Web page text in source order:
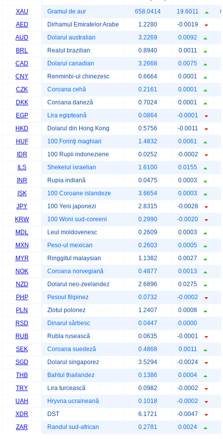
XAU Gramul de aur 658.0414 19.6011
AED
Dirhamul Emiratelor Arabe 1.2280
-0.0019
AUD
Dolarul australian 3.2269
0.0092
BRL
Realul brazilian 0.8940
0.0011
CAD
Dolarul canadian 3.2668
0.0075
CNY
Renminbi-ul chinezesc 0.6664
0.0001
CZK
Coroana cehă 0.2161
0.0001
DKK
Coroana daneză 0.7024
0.0001
EGP
Lira egipteană 0.0864
-0.0001
HKD
Dolarul din Hong Kong 0.5756
-0.0011
HUF
100 Forinţi maghiari 1.4832
0.0061
IDR
100 Rupii indoneziene 0.0252
-0.0002
ILS
Shekelul israelian 1.6100
0.0155
INR
Rupia indiană 0.0475
0.0003
ISK
100 Coroane islandeze 3.6654
0.0003
JPY
100 Yeni japonezi 2.8315
-0.0028
KRW
100 Woni sud-coreeni 0.2990
-0.0020
MDL
Leul moldovenesc 0.2609
0.0003
MXN
Peso-ul mexican 0.2603
0.0005
MYR
Ringgitul malaysian 1.1382
0.0027
NOK
Coroana norvegiană 0.4877
0.0013
NZD
Dolarul neo-zeelandez 2.6896
0.0275
PHP
Pesoul filipinez 0.0732
-0.0002
PLN
Zlotul polonez 1.2407
0.0008
RSD
Dinarul sârbesc 0.0447
0.0000
RUB
Rubla rusească 0.0635
-0.0001
SEK
Coroana suedeză 0.4868
0.0011
SGD
Dolarul singaporez 3.5294
-0.0024
THB
Bahtul thailandez 0.1386
0.0004
TRY
Lira turcească 0.0982
-0.0002
UAH
Hryvna ucraineană 0.1018
-0.0002
XDR
DST 6.1721
-0.0047
ZAR
Randul sud-african 0.2781 0.0024